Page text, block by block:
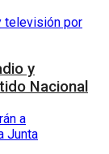
y
Nacional